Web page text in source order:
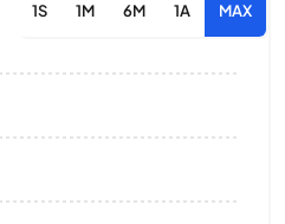
1S 1M 6M 1A MAX